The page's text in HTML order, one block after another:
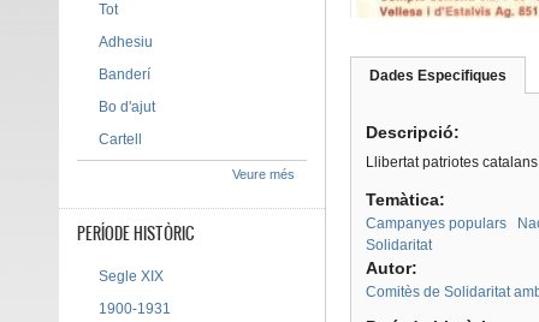
Dades Especifiques
Descripció:
Llibertat patriotes
Temàtica:
Campanyes populars
Solidaritat
Autor:
Comitès de Solidaritat
Tot
Adhesiu
Banderí
Bo d'ajut
Cartell
Veure més
PERÍODE HISTÒRIC
Segle XIX
1900-1931